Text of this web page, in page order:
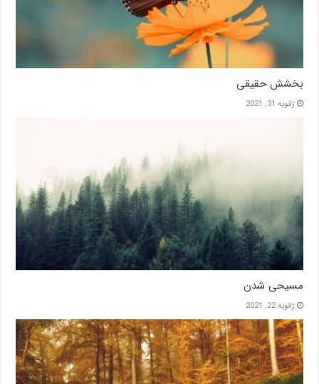
بخشش حقیقی
ژانویه 31, 2021
مسیحی شدن
ژانویه 22, 2021